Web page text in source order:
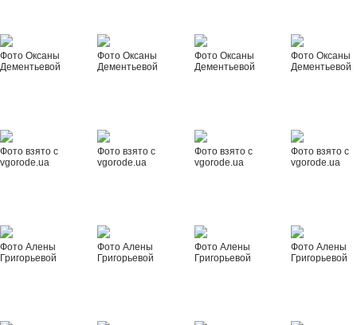
Фото Оксаны
Дементьевой
Фото Оксаны
Дементьевой
Фото Оксаны
Дементьевой
Фото Оксаны
Дементьевой
Фото взято с
vgorode.ua
Фото взято с
vgorode.ua
Фото взято с
vgorode.ua
Фото взято с
vgorode.ua
Фото Алены
Григорьевой
Фото Алены
Григорьевой
Фото Алены
Григорьевой
Фото Алены
Григорьевой